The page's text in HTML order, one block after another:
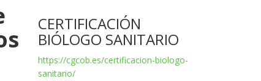
CERTIFICACIÓN
BIÓLOGO SANITARIO
https://cgcob.es/certificacion-biologo-
sanitario/